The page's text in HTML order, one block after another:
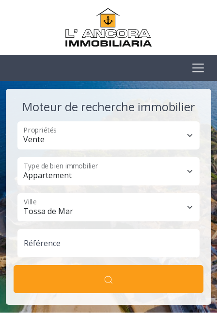
Moteur de recherche immobilier
Propriétés
Type de bien immobilier
Ville
Référence